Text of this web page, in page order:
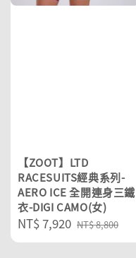
【ZOOT】LTD
RACESUITS經典系列-
AERO ICE 全開連身三鐵
衣-DIGI CAMO(女)
Sale
price
NT$ 7,920 Regular
price
NT$ 8,800